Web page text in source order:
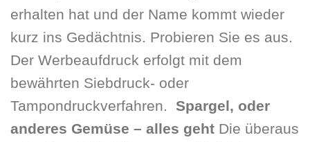
erhalten hat und der Name kommt wieder
kurz ins Gedächtnis. Probieren Sie es aus.
Der Werbeaufdruck erfolgt mit dem
bewährten Siebdruck- oder
Tampondruckverfahren. Spargel, oder
anderes Gemüse – alles geht Die überaus